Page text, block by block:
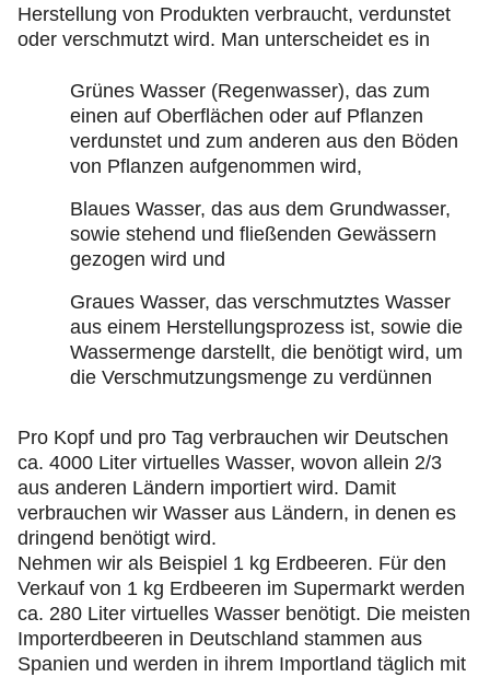
Herstellung von Produkten verbraucht, verdunstet
oder verschmutzt wird. Man unterscheidet es in
Grünes Wasser (Regenwasser), das zum
einen auf Oberflächen oder auf Pflanzen
verdunstet und zum anderen aus den Böden
von Pflanzen aufgenommen wird,
Blaues Wasser, das aus dem Grundwasser,
sowie stehend und fließenden Gewässern
gezogen wird und
Graues Wasser, das verschmutztes Wasser
aus einem Herstellungsprozess ist, sowie die
Wassermenge darstellt, die benötigt wird, um
die Verschmutzungsmenge zu verdünnen
Pro Kopf und pro Tag verbrauchen wir Deutschen
ca. 4000 Liter virtuelles Wasser, wovon allein 2/3
aus anderen Ländern importiert wird. Damit
verbrauchen wir Wasser aus Ländern, in denen es
dringend benötigt wird.
Nehmen wir als Beispiel 1 kg Erdbeeren. Für den
Verkauf von 1 kg Erdbeeren im Supermarkt werden
ca. 280 Liter virtuelles Wasser benötigt. Die meisten
Importerdbeeren in Deutschland stammen aus
Spanien und werden in ihrem Importland täglich mit